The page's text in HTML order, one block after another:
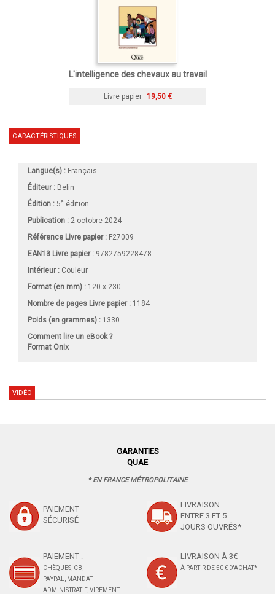
L'intelligence des chevaux au travail
Livre papier 19,50 €
CARACTÉRISTIQUES
Langue(s) : Français
Éditeur : Belin
Édition : 5e édition
Publication : 2 octobre 2024
Référence Livre papier : F27009
EAN13 Livre papier : 9782759228478
Intérieur : Couleur
Format (en mm) : 120 x 230
Nombre de pages Livre papier: 1184
Poids (en grammes) : 1330
Comment lire un eBook ?
Format Onix
VIDÉO
GARANTIES
QUAE
* EN FRANCE MÉTROPOLITAINE
PAIEMENT
SÉCURISÉ
LIVRAISON
ENTRE 3 ET 5
JOURS OUVRÉS*
PAIEMENT :
CHÈQUES, CB,
PAYPAL, MANDAT
ADMINISTRATIF, VIREMENT
LIVRAISON À 3€
À PARTIR DE 50 € D'ACHAT*